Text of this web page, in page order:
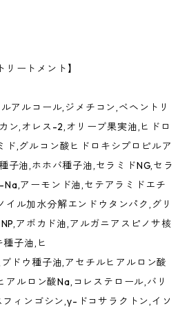
リートメント】
アルコール,ジメチコン,ベヘントリ
ン,オレス-2,オリーブ果実油,ヒドロ
ド,グルコン酸ヒドロキシプロピルア
子油,ホホバ種子油,セラミドNG,セラ
Na,アーモンド油,セテアラミドエチ
イル加水分解エンドウタンパク,グリ
アボカド油,アルガニアスピノサ核
子油,ヒ
ドウ種子油,アセチルヒアルロン酸
アルロン酸Na,コレステロール,バリ
ィンゴシン,γ-ドコサラクトン,イソ